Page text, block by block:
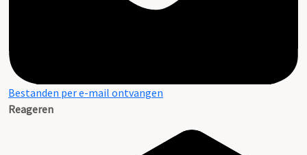
Bestanden per e-mail ontvangen
Reageren